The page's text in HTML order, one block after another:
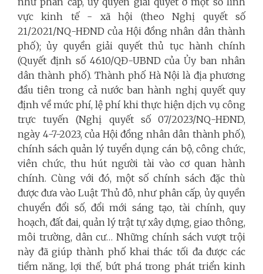
vực kinh tế - xã hội (theo Nghị quyết số
21/2021/NQ-HĐND của Hội đồng nhân dân thành
phố); ủy quyền giải quyết thủ tục hành chính
(Quyết định số 4610/QĐ-UBND của Ủy ban nhân
dân thành phố). Thành phố Hà Nội là địa phương
đầu tiên trong cả nước ban hành nghị quyết quy
định về mức phí, lệ phí khi thực hiện dịch vụ công
trực tuyến (Nghị quyết số 07/2023/NQ-HĐND,
ngày 4-7-2023, của Hội đồng nhân dân thành phố),
chính sách quản lý tuyển dụng cán bộ, công chức,
viên chức, thu hút người tài vào cơ quan hành
chính. Cùng với đó, một số chính sách đặc thù
được đưa vào Luật Thủ đô, như phân cấp, ủy quyền
chuyển đổi số, đổi mới sáng tạo, tài chính, quy
hoạch, đất đai, quản lý trật tự xây dựng, giao thông,
môi trường, dân cư… Những chính sách vượt trội
này đã giúp thành phố khai thác tối đa được các
tiềm năng, lợi thế, bứt phá trong phát triển kinh